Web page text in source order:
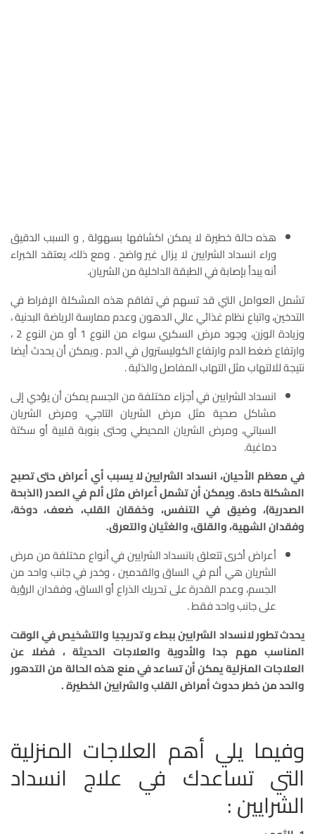
هذه حالة خطيرة لا يمكن اكشافها بسهولة , و السبب الدقيق
وراء انسداد الشرايين لا يزال غير واضح . ومع ذلك، يعتقد الخبراء
أنه يبدأ بإصابة في الطبقة الداخلية من الشريان.
تشمل العوامل التي قد تسهم في تفاقم هذه المشكلة الإفراط في
التدخين، واتباع نظام غذائي عالي الدهون وعدم ممارسة الرياضة البدنية ،
وزيادة الوزن، وجود مرض السكري سواء من النوع 1 أو من النوع 2 ،
وارتفاع ضغط الدم وارتفاع الكوليسترول في الدم . ويمكن أن يحدث أيضا
نتيجة للالتهاب مثل التهاب المفاصل والذئبة .
انسداد الشرايين في أجزاء مختلفة من الجسم يمكن أن يؤدي إلى
مشاكل صحية مثل مرض الشريان التاجي، ومرض الشريان
السباتي، ومرض الشريان المحيطي وحتى بنوبة قلبية أو سكتة
دماغية.
في معظم الأحيان، انسداد الشرايين لا يسبب أي أعراض حتى تصبح
المشكلة حادة. ويمكن أن تشمل أعراض مثل ألم في الصدر (الذبحة
الصدرية)، وضيق في التنفس، وخفقان القلب، ضعف، دوخة،
وفقدان الشهية، والقلق، والغثيان والتعرق.
أعراض أخرى تتعلق بانسداد الشرايين في أنواع مختلفة من مرض
الشريان هي ألم في الساق والقدمين ، وخدر في جانب واحد من
الجسم، وعدم القدرة على تحريك الذراع أو الساق، وفقدان الرؤية
على جانب واحد فقط .
يحدث تطور لانسداد الشرايين ببطء و تدريجيا والتشخيص في الوقت
المناسب مهم جدا والأدوية والعلاجات الحديثة ، فضلا عن
العلاجات المنزلية يمكن أن تساعد في منع هذه الحالة من التدهور
والحد من خطر حدوث أمراض القلب والشرايين الخطيرة .
وفيما يلي أهم العلاجات المنزلية
التي تساعدك في علاج انسداد
الشرايين :